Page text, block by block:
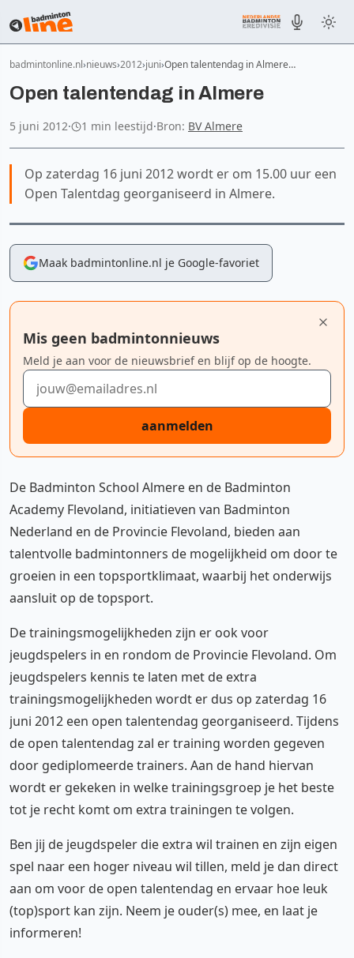
badmintonline.nl nieuws 2012 juni Open talentendag in Almere…
Open talentendag in Almere
5 juni 2012· 1 min leestijd·Bron: BV Almere
Op zaterdag 16 juni 2012 wordt er om 15.00 uur een
Open Talentdag georganiseerd in Almere.
Maak badmintonline.nl je Google-favoriet
Mis geen badmintonnieuws
Meld je aan voor de nieuwsbrief en blijf op de hoogte.
E-mailadres
aanmelden
De Badminton School Almere en de Badminton
Academy Flevoland, initiatieven van Badminton
Nederland en de Provincie Flevoland, bieden aan
talentvolle badmintonners de mogelijkheid om door te
groeien in een topsportklimaat, waarbij het onderwijs
aansluit op de topsport.
De trainingsmogelijkheden zijn er ook voor
jeugdspelers in en rondom de Provincie Flevoland. Om
jeugdspelers kennis te laten met de extra
trainingsmogelijkheden wordt er dus op zaterdag 16
juni 2012 een open talentendag georganiseerd. Tijdens
de open talentendag zal er training worden gegeven
door gediplomeerde trainers. Aan de hand hiervan
wordt er gekeken in welke trainingsgroep je het beste
tot je recht komt om extra trainingen te volgen.
Ben jij de jeugdspeler die extra wil trainen en zijn eigen
spel naar een hoger niveau wil tillen, meld je dan direct
aan om voor de open talentendag en ervaar hoe leuk
(top)sport kan zijn. Neem je ouder(s) mee, en laat je
informeren!